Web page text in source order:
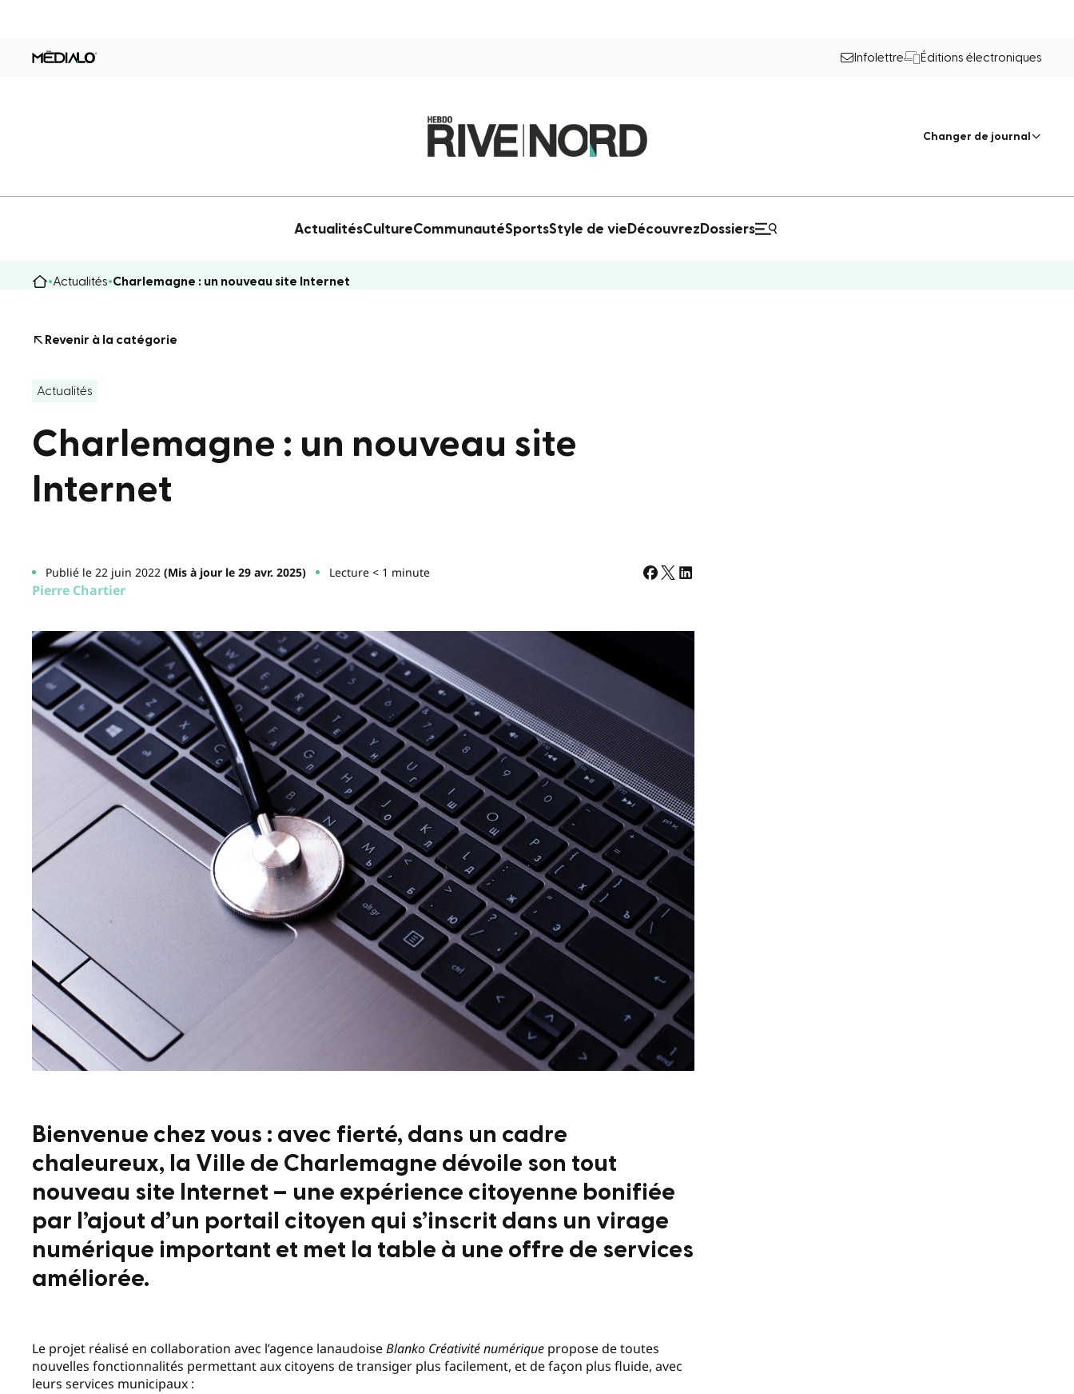
Infolettre Éditions électroniques
Changer de journal
ActualitésCultureCommunautéSportsStyle de vie Découvrez Dossiers
Actualités Charlemagne : un nouveau site Internet
Revenir à la catégorie
Actualités
Charlemagne : un nouveau site
Internet
Publié le 22 juin 2022 (Mis à jour le 29 avr. 2025) Lecture < 1 minute
Pierre Chartier
Bienvenue chez vous : avec fierté, dans un cadre
chaleureux, la Ville de Charlemagne dévoile son tout
nouveau site Internet – une expérience citoyenne bonifiée
par l’ajout d’un portail citoyen qui s’inscrit dans un virage
numérique important et met la table à une offre de services
améliorée.
Le projet réalisé en collaboration avec l’agence lanaudoiseBlanko Créativité numérique propose de toutes
nouvelles fonctionnalités permettant aux citoyens de transiger plus facilement, et de façon plus fluide, avec
leurs services municipaux :